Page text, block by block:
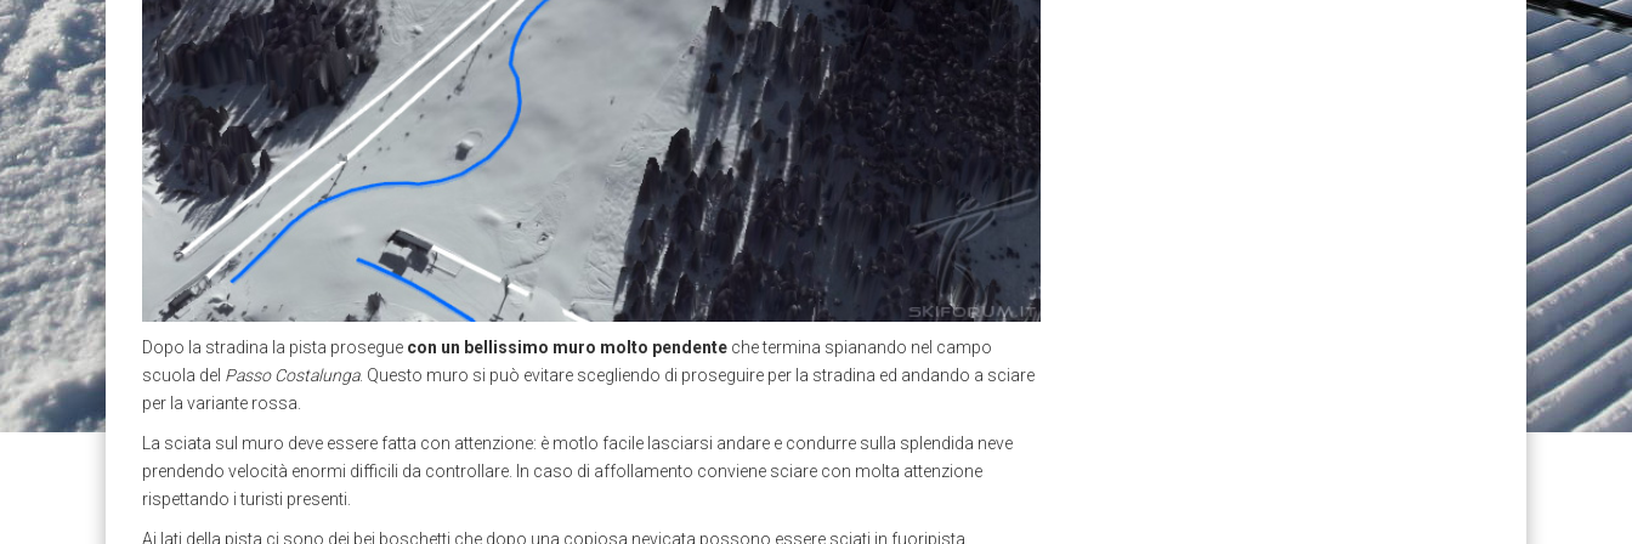
Dopo la stradina la pista prosegue con un bellissimo muro molto pendente che termina spianando nel campo
scuola del Passo Costalunga. Questo muro si può evitare scegliendo di proseguire per la stradina ed andando a sciare
per la variante rossa.
La sciata sul muro deve essere fatta con attenzione: è motlo facile lasciarsi andare e condurre sulla splendida neve
prendendo velocità enormi difficili da controllare. In caso di affollamento conviene sciare con molta attenzione
rispettando i turisti presenti.
Ai lati della pista ci sono dei bei boschetti che dopo una copiosa nevicata possono essere sciati in fuoripista.